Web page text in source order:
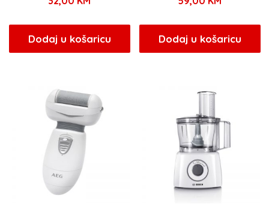
Dodaj u košaricu Dodaj u košaricu